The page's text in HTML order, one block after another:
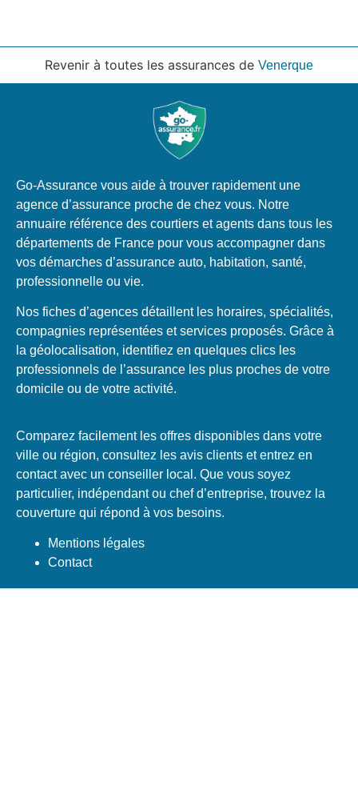
Revenir à toutes les assurances de Venerque
Go-Assurance vous aide à trouver rapidement une
agence d’assurance proche de chez vous. Notre
annuaire référence des courtiers et agents dans tous les
départements de France pour vous accompagner dans
vos démarches d’assurance auto, habitation, santé,
professionnelle ou vie.
Nos fiches d’agences détaillent les horaires, spécialités,
compagnies représentées et services proposés. Grâce à
la géolocalisation, identifiez en quelques clics les
professionnels de l’assurance les plus proches de votre
domicile ou de votre activité.
Comparez facilement les offres disponibles dans votre
ville ou région, consultez les avis clients et entrez en
contact avec un conseiller local. Que vous soyez
particulier, indépendant ou chef d’entreprise, trouvez la
couverture qui répond à vos besoins.
Mentions légales
Contact